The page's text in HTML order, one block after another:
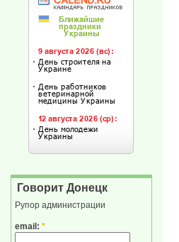
Говорит Донецк
Рупор администрации
email: *